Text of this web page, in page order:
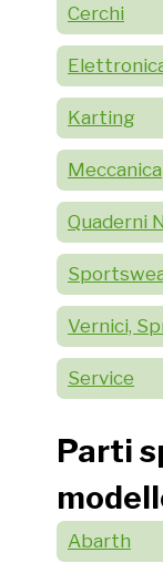
Cerchi
Karting
Meccanica
Quaderni
Vernici,
Service
Parti
Abarth